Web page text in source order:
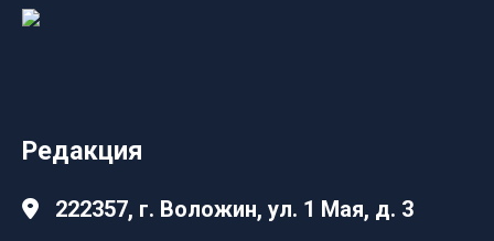
Редакция
222357, г. Воложин, ул. 1 Мая, д. 3